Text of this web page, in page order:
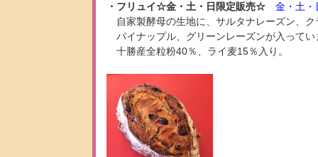
・フリュイ☆金・土・日限定販売☆
金・土
自家製酵母の生地に、サルタナレーズン、ク
パイナップル、グリーンレーズンが入ってい
十勝産全粒粉40％、ライ麦15％入り。